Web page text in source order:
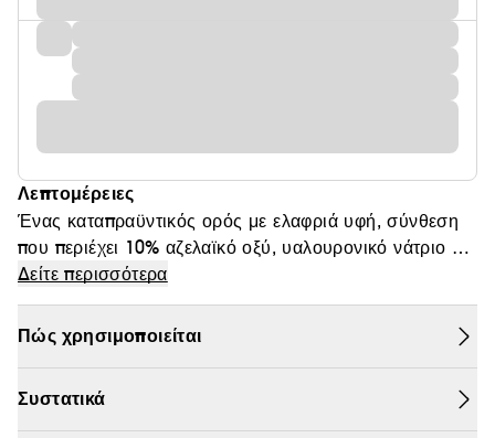
Λεπτομέρειες
Ένας καταπραϋντικός ορός με ελαφριά υφή, σύνθεση
που περιέχει 10% αζελαϊκό οξύ, υαλουρονικό νάτριο και
το Anua Gentle Calming Complex™, που
συμβάλλει στην ανακούφιση της ερυθρότηταςκαι
τηςξηρότητας, ενώ παράλληλα ενυδατώνει και
Σχεδιασμένος να
Δείτε περισσότερα
Πώς χρησιμοποιείται
Συστατικά